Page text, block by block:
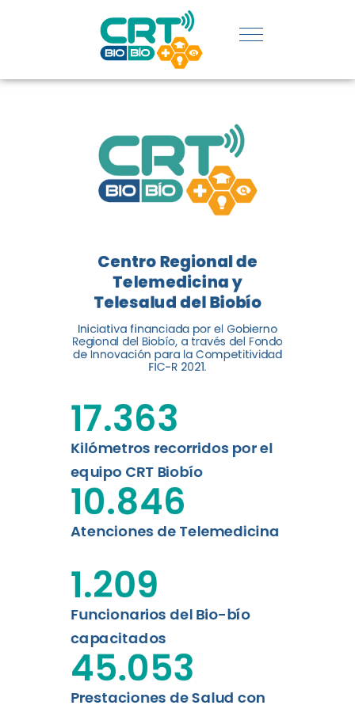
REGIÓN:
CONOCE
LOGROS
DE CRT
BIOBÍO
El Centro Regional de
Telemedicina y Telesalud del
Biobío presenta el balance de
tres años acercando la salud
digital a los habitantes...
Leer más
Centro Regional de
Telemedicina y
Telesalud del Biobío
Iniciativa financiada por el Gobierno
Regional del Biobío, a través del Fondo
de Innovación para la Competitividad
FIC-R 2021.
Kilómetros recorridos por el
equipo CRT Biobío
17.363
Atenciones de Telemedicina
10.846
Funcionarios del Bio-bío
capacitados
1.209
Prestaciones de Salud con
45.053